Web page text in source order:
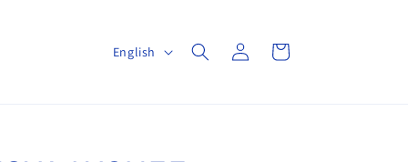
English
Log
in
Cart